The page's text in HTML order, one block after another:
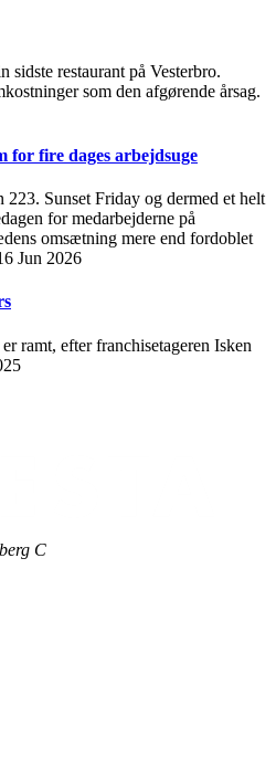
restaurant på Vesterbro.
som den afgørende årsag.
fire dages arbejdsuge
223. Sunset Friday og dermed et helt
for medarbejderne på
omsætning mere end fordoblet
Jun 2026
ramt, efter franchisetageren Isken
C